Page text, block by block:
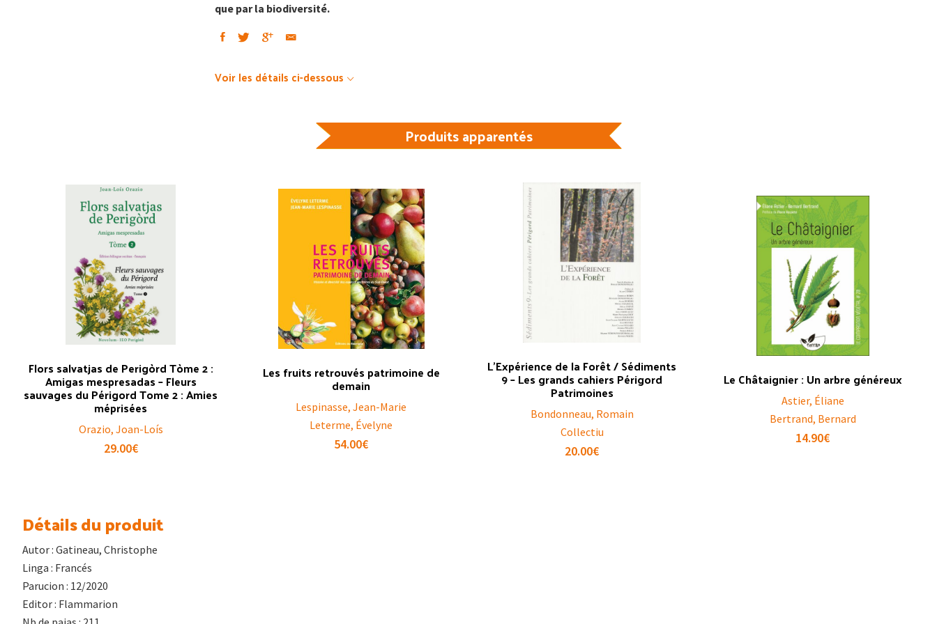
que par la biodiversité.
Voir les détails ci-dessous
Produits apparentés
Flors salvatjas de Perigòrd Tòme 2 :
Amigas mespresadas – Fleurs
sauvages du Périgord Tome 2 : Amies
méprisées
Orazio, Joan-Loís
29.00€
Les fruits retrouvés patrimoine de
demain
Lespinasse, Jean-Marie
Leterme, Évelyne
54.00€
L’Expérience de la Forêt / Sédiments
9 – Les grands cahiers Périgord
Patrimoines
Bondonneau, Romain
Collectiu
20.00€
Le Châtaignier : Un arbre généreux
Astier, Éliane
Bertrand, Bernard
14.90€
Détails du produit
Autor : Gatineau, Christophe
Linga : Francés
Parucion : 12/2020
Editor : Flammarion